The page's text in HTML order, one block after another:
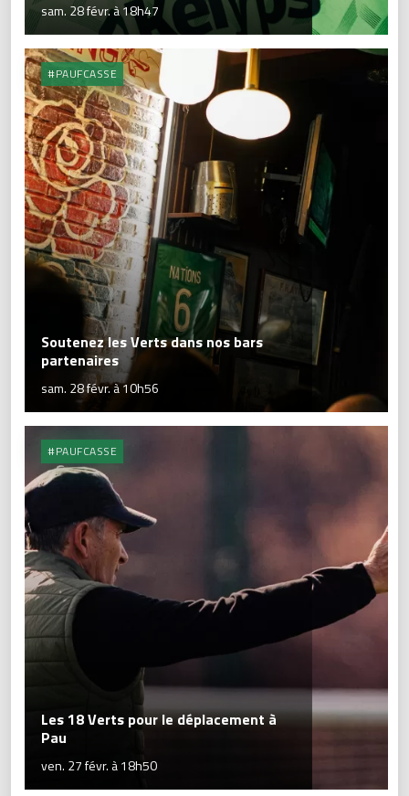
sam. 28 févr. à 18h47
#PAUFCASSE
Soutenez les Verts dans nos bars
partenaires
sam. 28 févr. à 10h56
#PAUFCASSE
Les 18 Verts pour le déplacement à
Pau
ven. 27 févr. à 18h50